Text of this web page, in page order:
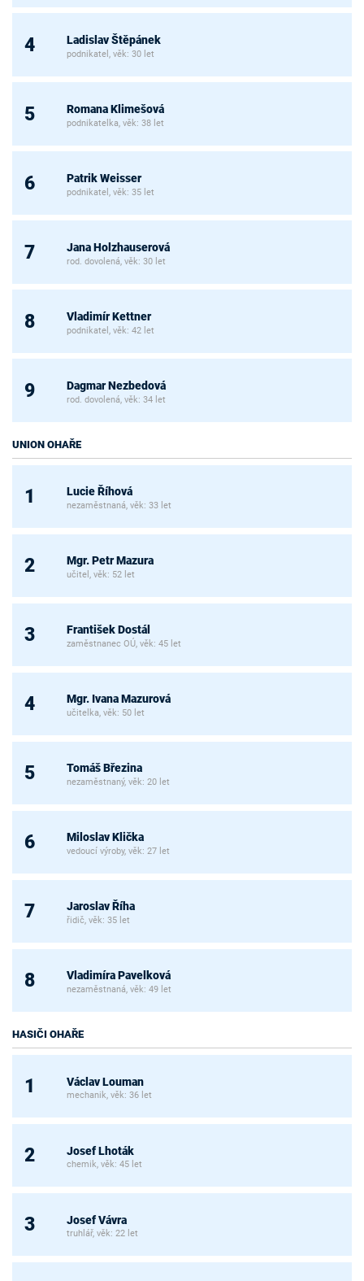
4 Ladislav Štěpánek
podnikatel, věk: 30 let
5 Romana Klimešová
podnikatelka, věk: 38 let
6 Patrik Weisser
podnikatel, věk: 35 let
7 Jana Holzhauserová
rod. dovolená, věk: 30 let
8 Vladimír Kettner
podnikatel, věk: 42 let
9 Dagmar Nezbedová
rod. dovolená, věk: 34 let
UNION OHAŘE
1 Lucie Říhová
nezaměstnaná, věk: 33 let
2 Mgr. Petr Mazura
učitel, věk: 52 let
3 František Dostál
zaměstnanec OÚ, věk: 45 let
4 Mgr. Ivana Mazurová
učitelka, věk: 50 let
5 Tomáš Březina
nezaměstnaný, věk: 20 let
6 Miloslav Klička
vedoucí výroby, věk: 27 let
7 Jaroslav Říha
řidič, věk: 35 let
8 Vladimíra Pavelková
nezaměstnaná, věk: 49 let
HASIČI OHAŘE
1 Václav Louman
mechanik, věk: 36 let
2 Josef Lhoták
chemik, věk: 45 let
3 Josef Vávra
truhlář, věk: 22 let